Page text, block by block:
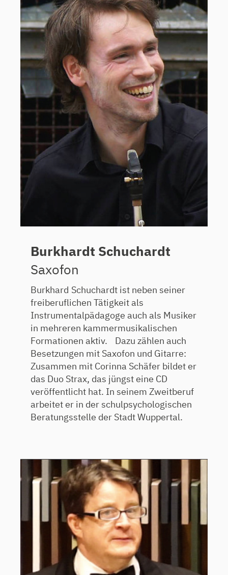
Burkhardt Schuchardt
Saxofon
Burkhard Schuchardt ist neben seiner
freiberuflichen Tätigkeit als
Instrumentalpädagoge auch als Musiker
in mehreren kammermusikalischen
Formationen aktiv. Dazu zählen auch
Besetzungen mit Saxofon und Gitarre:
Zusammen mit Corinna Schäfer bildet er
das Duo Strax, das jüngst eine CD
veröffentlicht hat. In seinem Zweitberuf
arbeitet er in der schulpsychologischen
Beratungsstelle der Stadt Wuppertal.